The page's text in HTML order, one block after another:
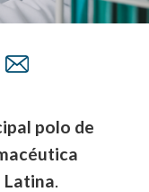
polo de
Latina.